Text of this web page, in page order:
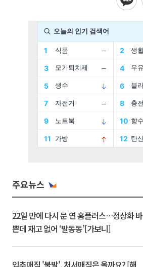
주요뉴스
22일 만에 다시 문 연 홈플러스…정상화 바
쁜데 재고 없어 ‘발동동’[가보니]
입추매직 '불발', 처서매직은 올까요? [해